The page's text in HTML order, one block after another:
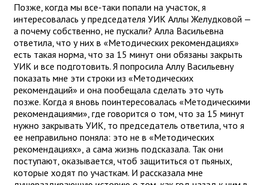
Позже, когда мы все-таки попали на участок, я
интересовалась у председателя УИК Аллы Желудковой —
а почему собственно, не пускали? Алла Васильевна
ответила, что у них в «Методических рекомендациях»
есть такая норма, что за 15 минут они обязаны закрыть
УИК и все подготовить. Я попросила Аллу Васильевну
показать мне эти строки из «Методических
рекомендаций» и она пообещала сделать это чуть
позже. Когда я вновь поинтересовалась «Методическими
рекомендациями», где говорится о том, что за 15 минут
нужно закрывать УИК, то председатель ответила, что я
ее неправильно поняла: это не в «Методических
рекомендациях», а сама жизнь подсказала. Так они
поступают, оказывается, чтоб защититься от пьяных,
которые ходят по участкам. И рассказала мне